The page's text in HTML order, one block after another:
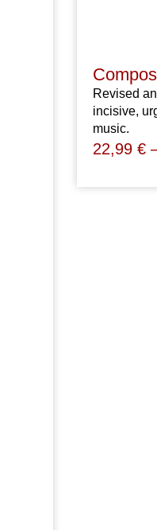
Revised
incisive,
music.
22,99 €